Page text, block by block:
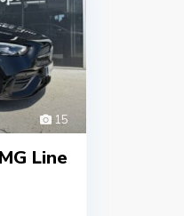
15
Line